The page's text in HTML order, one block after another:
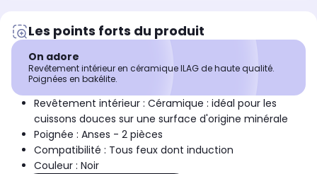
Les points forts du produit
On adore
Revêtement intérieur en céramique ILAG de haute qualité.
Poignées en bakélite.
Revêtement intérieur : Céramique : idéal pour les
cuissons douces sur une surface d'origine minérale
Poignée : Anses - 2 pièces
Compatibilité : Tous feux dont induction
Couleur : Noir